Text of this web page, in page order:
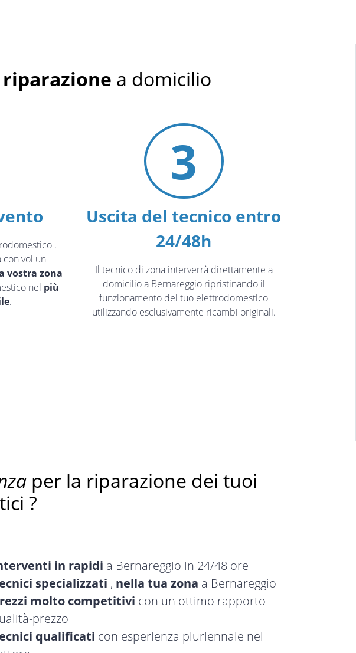
riparazione a domicilio
.
voi un
vostra zona
nel più
.
3
Uscita del tecnico entro
24/48h
Il tecnico di zona interverrà direttamente a
domicilio a Bernareggio ripristinando il
funzionamento del tuo elettrodomestico
utilizzando esclusivamente ricambi originali.
per la riparazione dei tuoi
?
in rapidi a Bernareggio in 24/48 ore
specializzati , nella tua zona a Bernareggio
molto competitivi con un ottimo rapporto
prezzo
qualificati con esperienza pluriennale nel